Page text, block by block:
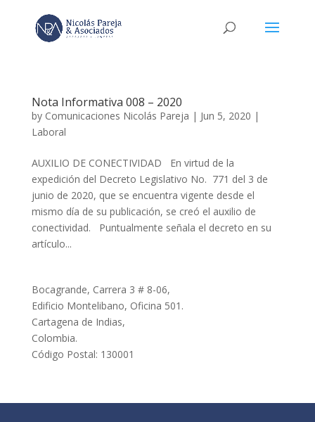
Nota Informativa 008 – 2020
by Comunicaciones Nicolás Pareja | Jun 5, 2020 |
Laboral
AUXILIO DE CONECTIVIDAD En virtud de la
expedición del Decreto Legislativo No. 771 del 3 de
junio de 2020, que se encuentra vigente desde el
mismo día de su publicación, se creó el auxilio de
conectividad. Puntualmente señala el decreto en su
artículo...
Bocagrande, Carrera 3 # 8-06,
Edificio Montelibano, Oficina 501.
Cartagena de Indias,
Colombia.
Código Postal: 130001